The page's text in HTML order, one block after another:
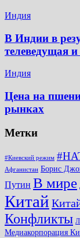
Индия
В Индии в
телеведущая
Индия
Цена на
рынках
Метки
#Киевский режим
Афганистан Борис
Путин В мире
Китай
Конфликты
Медиакорпорация